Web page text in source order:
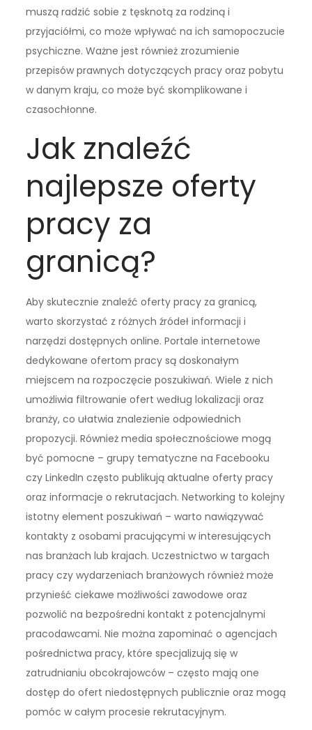
muszą radzić sobie z tęsknotą za rodziną i
przyjaciółmi, co może wpływać na ich samopoczucie
psychiczne. Ważne jest również zrozumienie
przepisów prawnych dotyczących pracy oraz pobytu
w danym kraju, co może być skomplikowane i
czasochłonne.
Jak znaleźć
najlepsze oferty
pracy za
granicą?
Aby skutecznie znaleźć oferty pracy za granicą,
warto skorzystać z różnych źródeł informacji i
narzędzi dostępnych online. Portale internetowe
dedykowane ofertom pracy są doskonałym
miejscem na rozpoczęcie poszukiwań. Wiele z nich
umożliwia filtrowanie ofert według lokalizacji oraz
branży, co ułatwia znalezienie odpowiednich
propozycji. Również media społecznościowe mogą
być pomocne – grupy tematyczne na Facebooku
czy LinkedIn często publikują aktualne oferty pracy
oraz informacje o rekrutacjach. Networking to kolejny
istotny element poszukiwań – warto nawiązywać
kontakty z osobami pracującymi w interesujących
nas branżach lub krajach. Uczestnictwo w targach
pracy czy wydarzeniach branżowych również może
przynieść ciekawe możliwości zawodowe oraz
pozwolić na bezpośredni kontakt z potencjalnymi
pracodawcami. Nie można zapominać o agencjach
pośrednictwa pracy, które specjalizują się w
zatrudnianiu obcokrajowców – często mają one
dostęp do ofert niedostępnych publicznie oraz mogą
pomóc w całym procesie rekrutacyjnym.